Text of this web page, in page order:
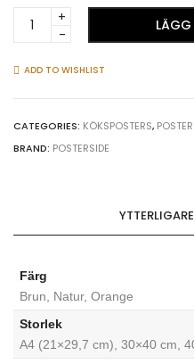
Gammal
&
Kökstavla
quantity
ADD TO WISHLIST
CATEGORIES: KÖKSPOSTERS,
BRAND: POSTERSIDE
Färg
Brun, Natur, Orange
Storlek
A4 (21×29,7 cm), 30×40 cm,